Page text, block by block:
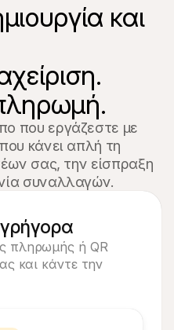
και
που εργάζεστε με
κάνει απλή τη
σας, την είσπραξη
συναλλαγών.
πληρωμής ή QR
και κάντε την